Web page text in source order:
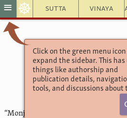
Sutta Vinaya
≡ ☸
Click on the green menu
expand the sidebar. This has
things like authorship and
publication details,
tools, and discussions about
Colección de
10.9.
“Monjes, un monje puede estar